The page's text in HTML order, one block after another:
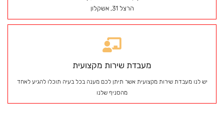
מעבדת שירות מקצועית
יש לנו מעבדת שירות מקצועית אשר תיתן לכם מענה בכל בעיה תוכלו להגיע לאחד
מהסניף שלנו
הרצל 31, אשקלון